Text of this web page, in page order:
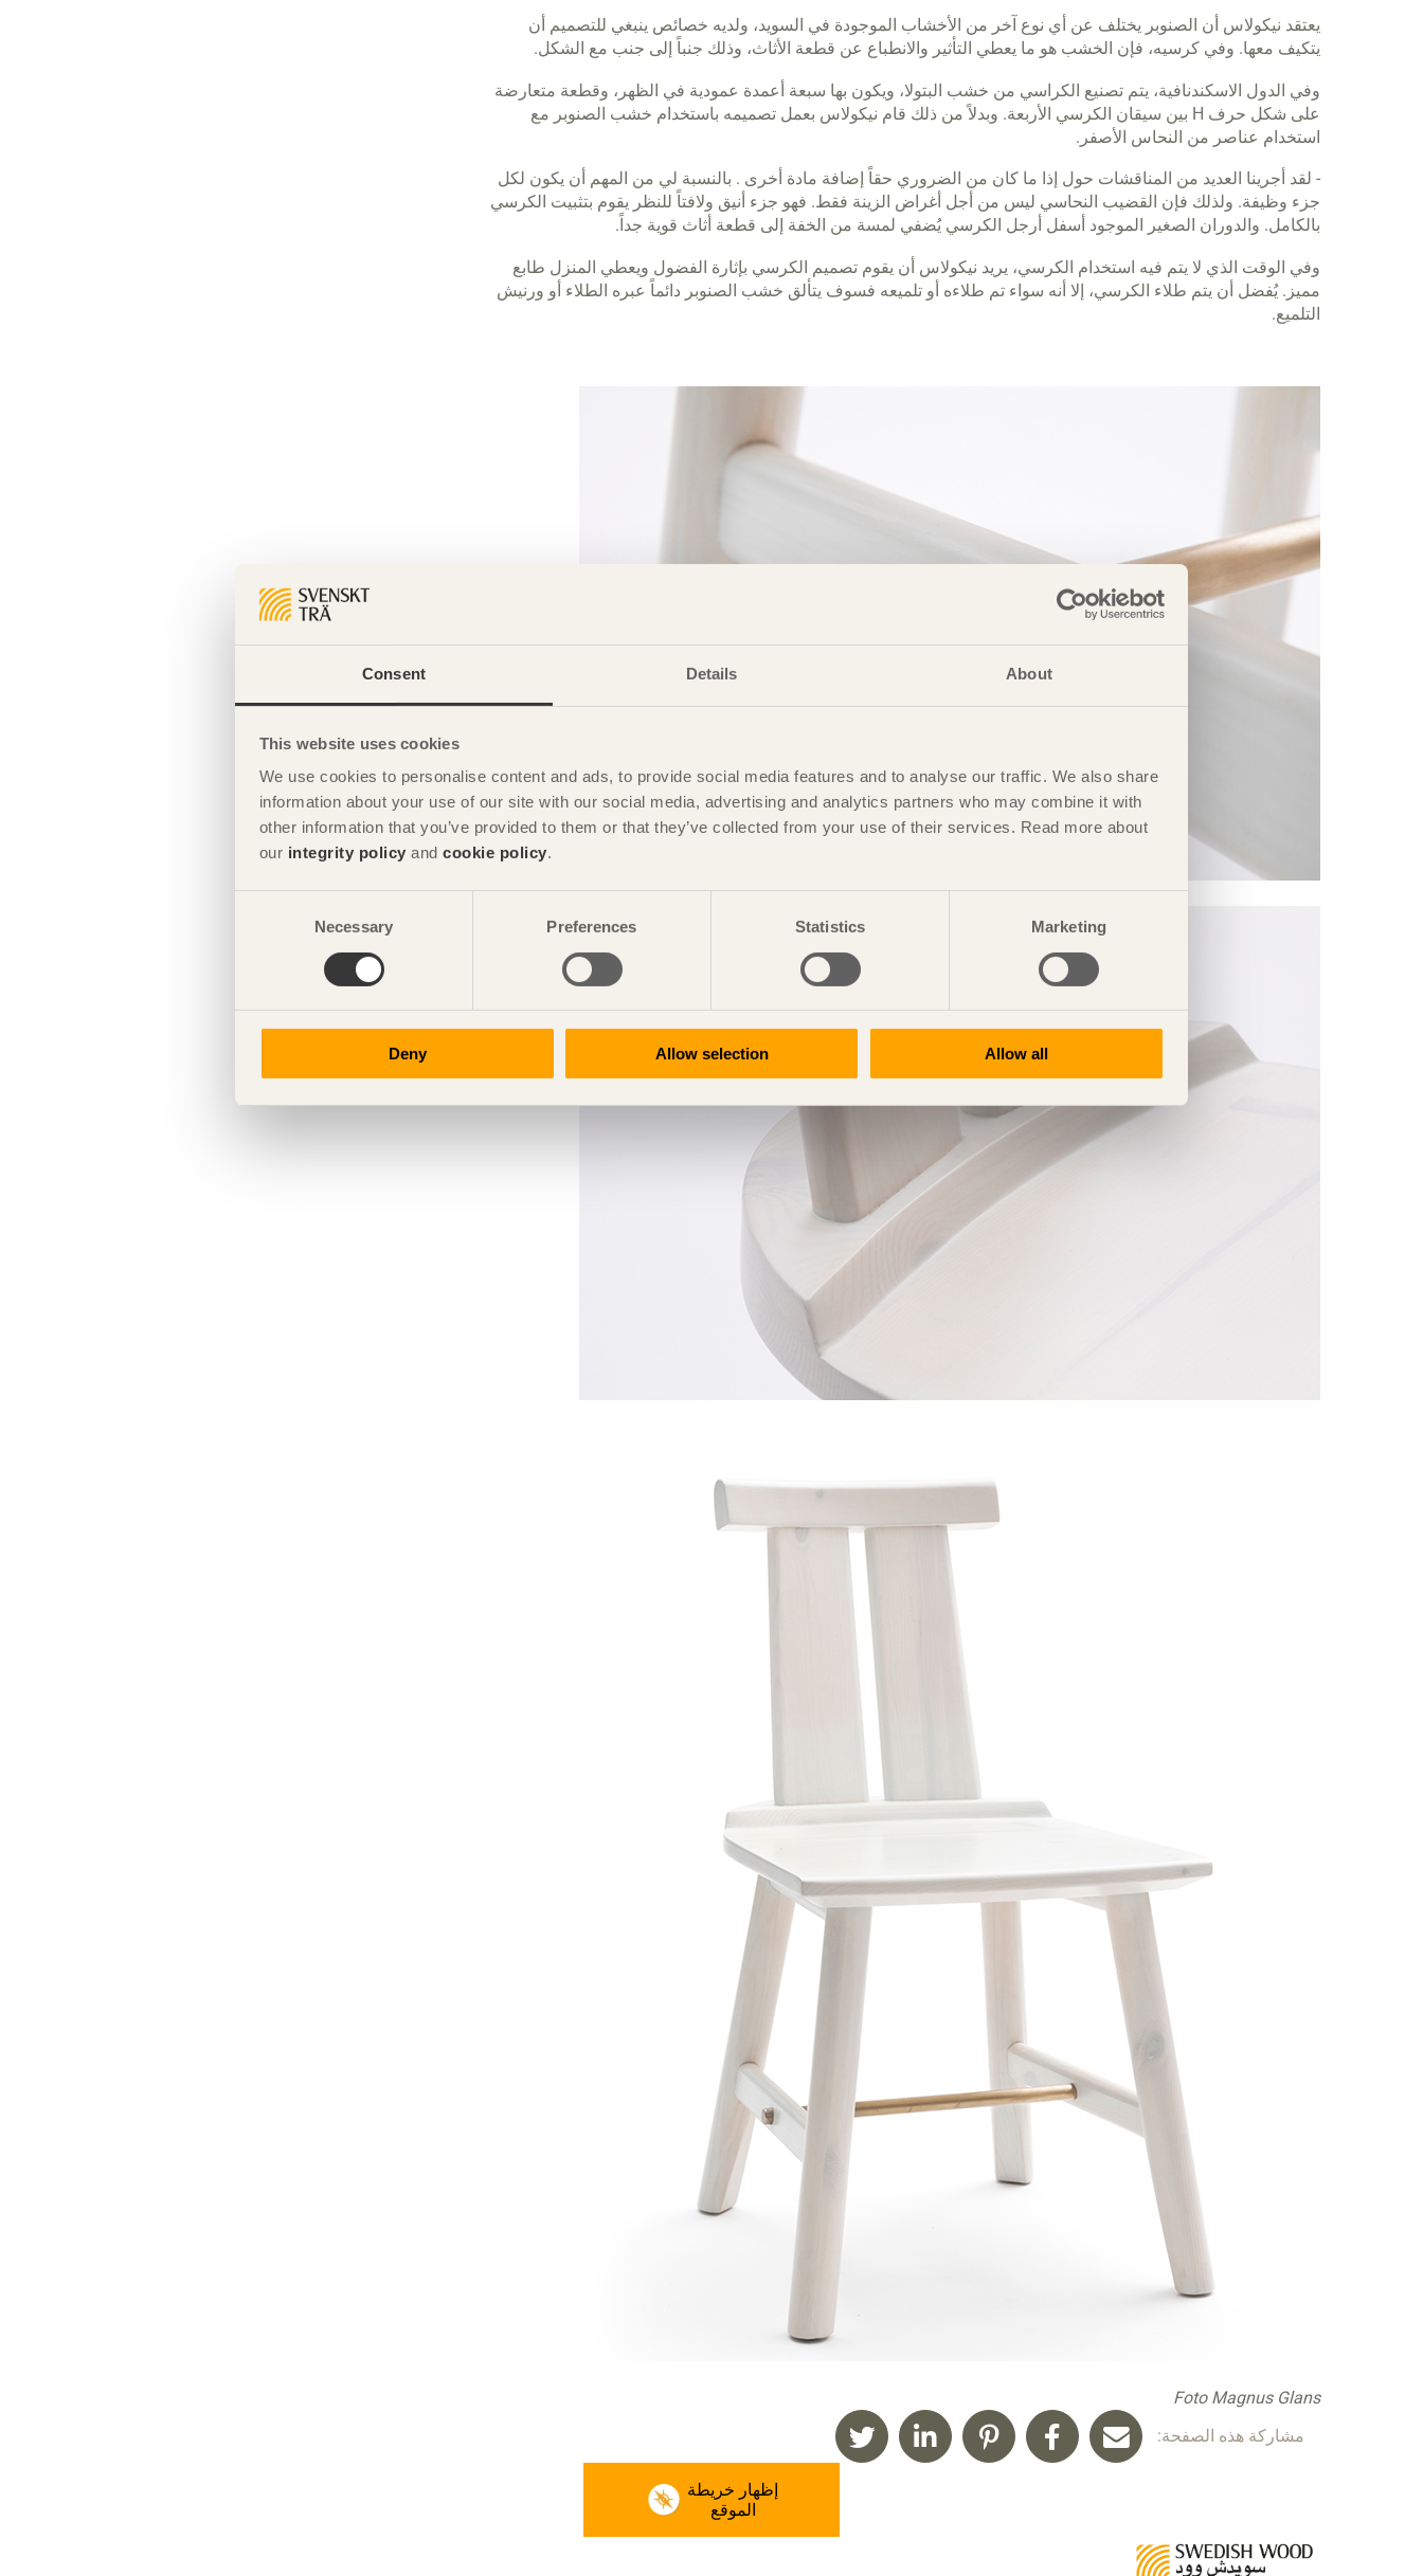
Consent Details About
This website uses cookies
We use cookies to personalise content and ads, to provide social media features and to analyse our traffic. We also share
information about your use of our site with our social media, advertising and analytics partners who may combine it with
other information that you’ve provided to them or that they’ve collected from your use of their services. Read more about
our integrity policy and cookie policy.
Necessary Preferences Statistics Marketing
Deny Allow selection Allow all
يعتقد نيكولاس أن الصنوبر يختلف عن أي نوع آخر من الأخشاب الموجودة في السويد، ولديه خصائص ينبغي للتصميم أن
يتكيف معها. وفي كرسيه، فإن الخشب هو ما يعطي التأثير والانطباع عن قطعة الأثاث، وذلك جنباً إلى جنب مع الشكل.
وفي الدول الاسكندنافية، يتم تصنيع الكراسي من خشب البتولا، ويكون بها سبعة أعمدة عمودية في الظهر، وقطعة متعارضة
على شكل حرف H بين سيقان الكرسي الأربعة. وبدلاً من ذلك قام نيكولاس بعمل تصميمه باستخدام خشب الصنوبر مع
استخدام عناصر من النحاس الأصفر.
- لقد أجرينا العديد من المناقشات حول إذا ما كان من الضروري حقاً إضافة مادة أخرى . بالنسبة لي من المهم أن يكون لكل
جزء وظيفة. ولذلك فإن القضيب النحاسي ليس من أجل أغراض الزينة فقط. فهو جزء أنيق ولافتاً للنظر يقوم بتثبيت الكرسي
بالكامل. والدوران الصغير الموجود أسفل أرجل الكرسي يُضفي لمسة من الخفة إلى قطعة أثاث قوية جداً.
وفي الوقت الذي لا يتم فيه استخدام الكرسي، يريد نيكولاس أن يقوم تصميم الكرسي بإثارة الفضول ويعطي المنزل طابع
مميز. يُفضل أن يتم طلاء الكرسي، إلا أنه سواء تم طلاءه أو تلميعه فسوف يتألق خشب الصنوبر دائماً عبره الطلاء أو ورنيش
التلميع.
Foto Magnus Glans
مشاركة هذه الصفحة:
إظهار خريطة
الموقع